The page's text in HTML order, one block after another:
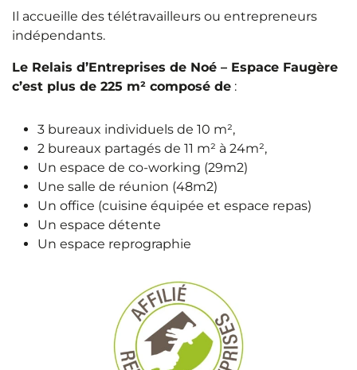
Il accueille des télétravailleurs ou entrepreneurs
indépendants.
Le Relais d’Entreprises de Noé – Espace Faugère
c’est plus de 225 m² composé de :
3 bureaux individuels de 10 m²,
2 bureaux partagés de 11 m² à 24m²,
Un espace de co-working (29m2)
Une salle de réunion (48m2)
Un office (cuisine équipée et espace repas)
Un espace détente
Un espace reprographie